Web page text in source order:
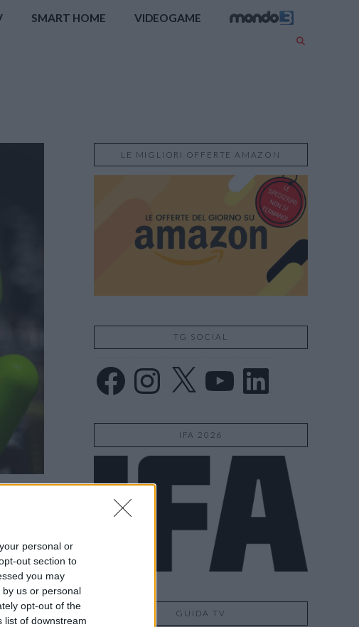
personal or
out section to
you may
us or personal
opt-out of the
list of downstream
SMART HOME VIDEOGAME
LE MIGLIORI OFFERTE AMAZON
TG SOCIAL
Facebook Instagram YouTube LinkedIn
IFA 2026
GUIDA TV